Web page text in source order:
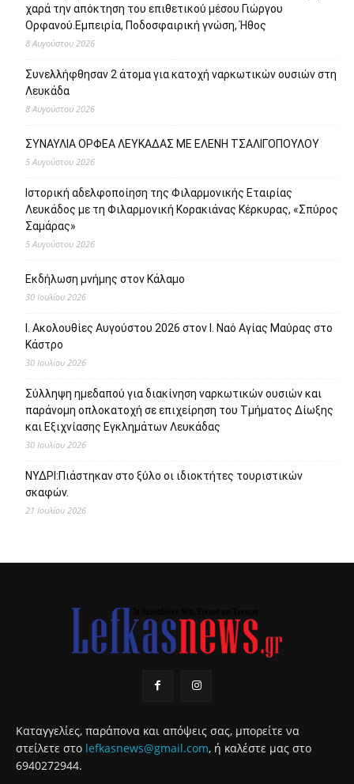
χαρά την απόκτηση του επιθετικού μέσου Γιώργου
Ορφανού.Εμπειρία, Ποδοσφαιρική γνώση, Ήθος
8 Αυγούστου 2026
Συνελλήφθησαν 2 άτομα για κατοχή ναρκωτικών ουσιών στη
Λευκάδα
8 Αυγούστου 2026
ΣΥΝΑΥΛΙΑ ΟΡΦΕΑ ΛΕΥΚΑΔΑΣ ΜΕ ΕΛΕΝΗ ΤΣΑΛΙΓΟΠΟΥΛΟΥ
5 Αυγούστου 2026
Ιστορική αδελφοποίηση της Φιλαρμονικής Εταιρίας
Λευκάδος με τη Φιλαρμονική Κορακιάνας Κέρκυρας, «Σπύρος
Σαμάρας»
5 Αυγούστου 2026
Εκδήλωση μνήμης στον Κάλαμο
30 Ιουλίου 2026
Ι. Ακολουθίες Αυγούστου 2026 στον Ι. Ναό Αγίας Μαύρας στο
Κάστρο
30 Ιουλίου 2026
Σύλληψη ημεδαπού για διακίνηση ναρκωτικών ουσιών και
παράνομη οπλοκατοχή σε επιχείρηση του Τμήματος Δίωξης
και Εξιχνίασης Εγκλημάτων Λευκάδας
30 Ιουλίου 2026
ΝΥΔΡΙ:Πιάστηκαν στο ξύλο οι ιδιοκτήτες τουριστικών
σκαφών.
21 Ιουλίου 2026
Καταγγελίες, παράπονα και απόψεις σας, μπορείτε να
στείλετε στο lefkasnews@gmail.com, ή καλέστε μας στο
6940272944.